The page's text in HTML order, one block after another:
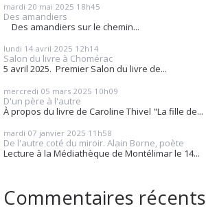
mardi 20 mai 2025 18h45
Des amandiers
Des amandiers sur le chemin...
lundi 14 avril 2025 12h14
Salon du livre à Chomérac
5 avril 2025. Premier Salon du livre de...
mercredi 05 mars 2025 10h09
D'un père à l'autre
À propos du livre de Caroline Thivel "La fille de...
mardi 07 janvier 2025 11h58
De l'autre coté du miroir. Alain Borne, poète
Lecture à la Médiathèque de Montélimar le 14...
Commentaires récents